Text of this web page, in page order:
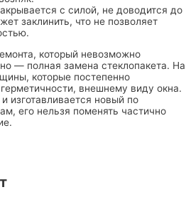
с силой, не доводится до
заклинить, что не позволяет
который невозможно
— полная замена стеклопакета. На
которые постепенно
внешнему виду окна.
изготавливается новый по
его нельзя поменять частично